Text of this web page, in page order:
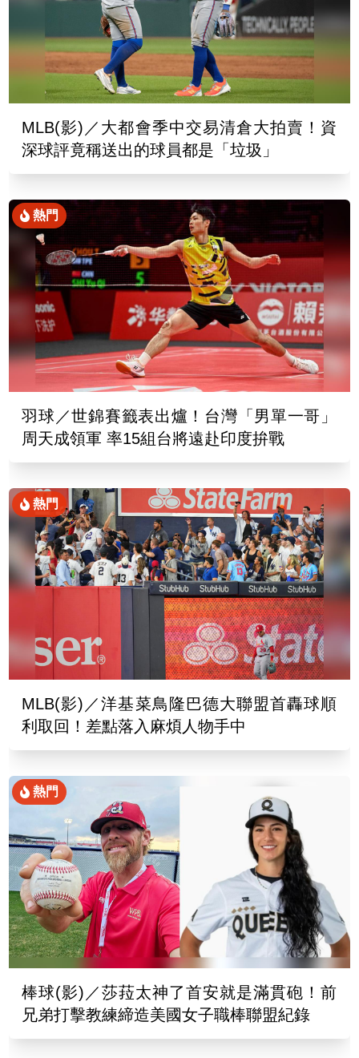
MLB(影)／大都會季中交易清倉大拍賣！資
深球評竟稱送出的球員都是「垃圾」
熱門
羽球／世錦賽籤表出爐！台灣「男單一哥」
周天成領軍 率15組台將遠赴印度拚戰
熱門
MLB(影)／洋基菜鳥隆巴德大聯盟首轟球順
利取回！差點落入麻煩人物手中
熱門
棒球(影)／莎菈太神了首安就是滿貫砲！前
兄弟打擊教練締造美國女子職棒聯盟紀錄